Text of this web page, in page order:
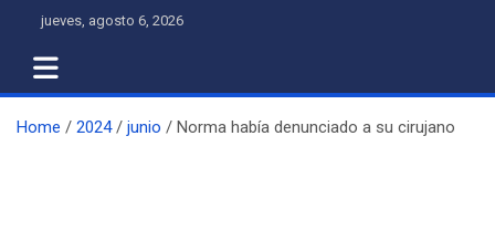
content
jueves, agosto 6, 2026
Home 2024 junio Norma había denunciado a su cirujano